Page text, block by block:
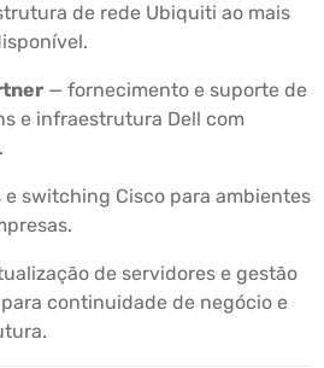
de rede Ubiquiti ao mais
— fornecimento e suporte de
e infraestrutura Dell com
e switching Cisco para ambientes
de servidores e gestão
continuidade de negócio e